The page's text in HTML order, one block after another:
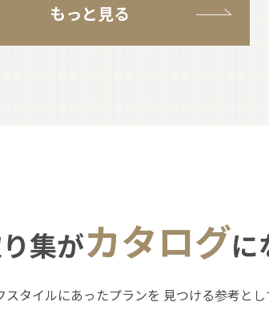
もっと見る
集がカタログに
スタイルにあったプランを 見つける参考と